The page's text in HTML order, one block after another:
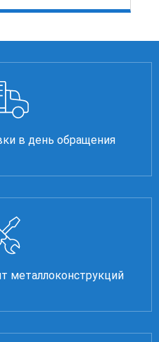
в день обращения
металлоконструкций